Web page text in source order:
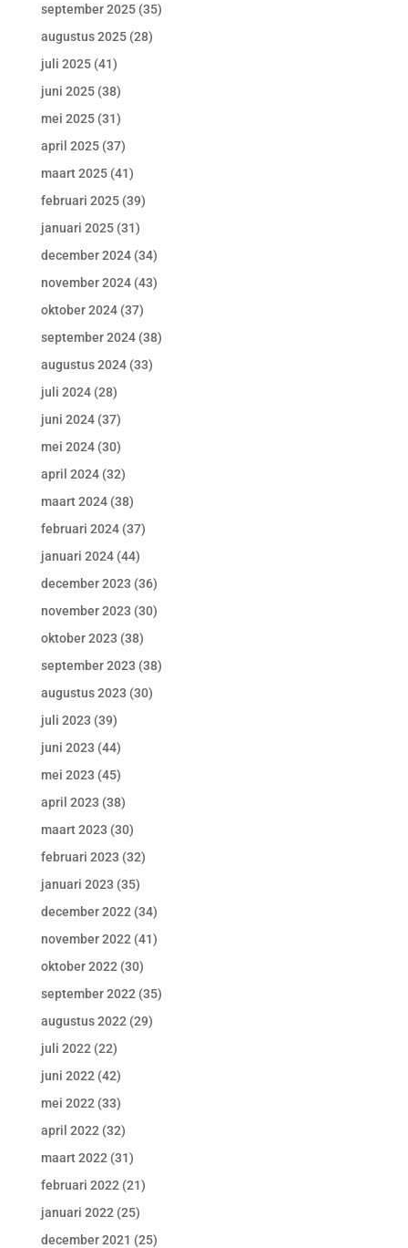
september 2025(35)
augustus 2025(28)
juli 2025(41)
juni 2025(38)
mei 2025(31)
april 2025(37)
maart 2025(41)
februari 2025(39)
januari 2025(31)
december 2024(34)
november 2024(43)
oktober 2024(37)
september 2024(38)
augustus 2024(33)
juli 2024(28)
juni 2024(37)
mei 2024(30)
april 2024(32)
maart 2024(38)
februari 2024(37)
januari 2024(44)
december 2023 (36)
november 2023 (30)
oktober 2023 (38)
september 2023 (38)
augustus 2023 (30)
juli 2023 (39)
juni 2023 (44)
mei 2023 (45)
april 2023 (38)
maart 2023 (30)
februari 2023 (32)
januari 2023 (35)
december 2022 (34)
november 2022 (41)
oktober 2022 (30)
september 2022 (35)
augustus 2022 (29)
juli 2022 (22)
juni 2022 (42)
mei 2022 (33)
april 2022 (32)
maart 2022 (31)
februari 2022 (21)
januari 2022 (25)
december 2021 (25)